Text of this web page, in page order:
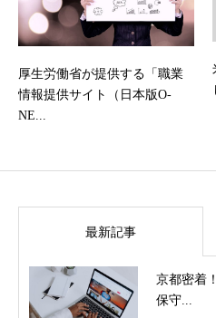
厚生労働省が提供する「職業
情報提供サイト（日本版O-
NE...
最新記事
京都密着
保守...